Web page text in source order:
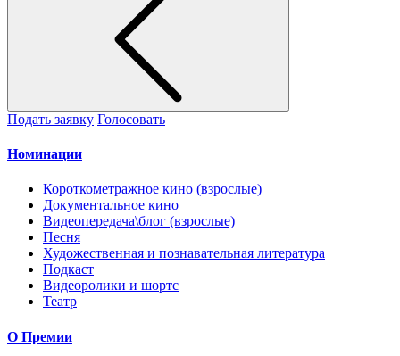
Подать заявку Голосовать
Номинации
Короткометражное кино (взрослые)
Документальное кино
Видеопередача\блог (взрослые)
Песня
Художественная и познавательная литература
Подкаст
Видеоролики и шортс
Театр
О Премии